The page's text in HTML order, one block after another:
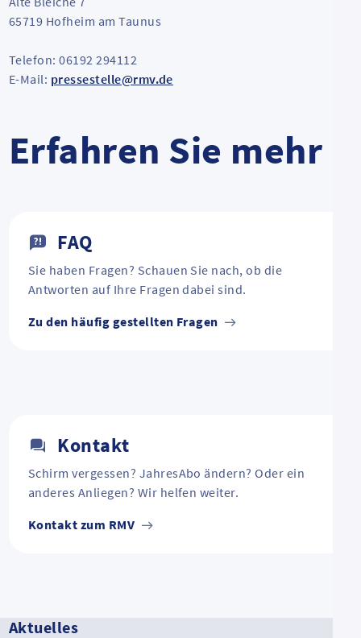
65719 Hofheim am Taunus
Telefon: 06192 294112
E-Mail: pressestelle@rmv.de
Erfahren Sie mehr
FAQ
Sie haben Fragen? Schauen Sie nach, ob die
Antworten auf Ihre Fragen dabei sind.
Zu den häufig gestellten Fragen
Kontakt
Schirm vergessen? JahresAbo ändern? Oder ein
anderes Anliegen? Wir helfen weiter.
Kontakt zum RMV
Aktuelles